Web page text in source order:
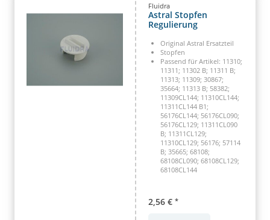
Fluidra
Astral Stopfen
Regulierung
Original Astral Ersatzteil
Stopfen
Passend für Artikel: 11310;
11311; 11302 B; 11311 B;
11313; 11309; 30867;
35664; 11313 B; 58382;
11309CL144; 11310CL144;
11311CL144 B1;
56176CL144; 56176CL090;
56176CL129; 11311CL090
B; 11311CL129;
11310CL129; 56176; 57114
B; 35665; 68108;
68108CL090; 68108CL129;
68108CL144
2,56 € *